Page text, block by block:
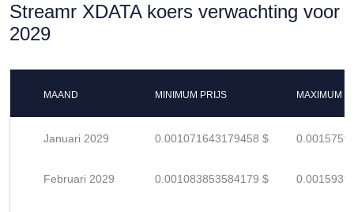
Streamr XDATA koers verwachting voor
2029
MAAND MINIMUM PRIJS MAXIMUM
Januari 2029 0.001071643179458 $
Februari 2029 0.001083853584179 $